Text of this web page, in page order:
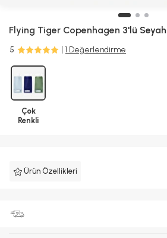
Flying Tiger Copenhagen 3'lü
5 1 Değerlendirme
Çok
Renkli
Ürün Özellikleri